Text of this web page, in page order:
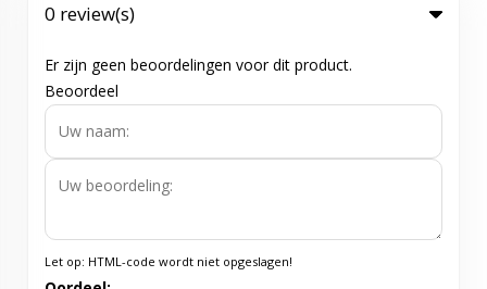
0 review(s)
Er zijn geen beoordelingen voor dit product.
Beoordeel
Let op: HTML-code wordt niet opgeslagen!